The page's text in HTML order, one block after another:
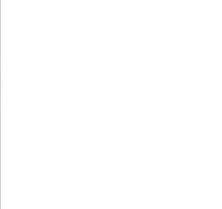
a kedvencekhez